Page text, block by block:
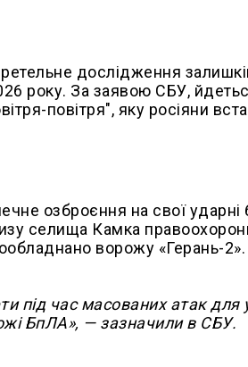
дослідження
року. За заявою СБУ,
повітря", яку росіяни
озброєння на свої ударні
селища Камка
ворожу «Герань-2».
під час масованих атак
БпЛА», — зазначили в СБУ.